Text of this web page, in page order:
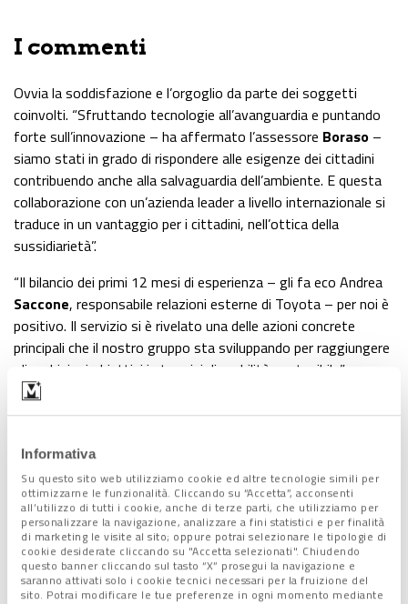
Informativa
Su questo sito web utilizziamo cookie ed altre tecnologie simili per
ottimizzarne le funzionalità. Cliccando su “Accetta”, acconsenti
all’utilizzo di tutti i cookie, anche di terze parti, che utilizziamo per
personalizzare la navigazione, analizzare a fini statistici e per finalità
di marketing le visite al sito; oppure potrai selezionare le tipologie di
cookie desiderate cliccando su "Accetta selezionati". Chiudendo
questo banner cliccando sul tasto “X” prosegui la navigazione e
saranno attivati solo i cookie tecnici necessari per la fruizione del
sito. Potrai modificare le tue preferenze in ogni momento mediante
I commenti
Ovvia la soddisfazione e l’orgoglio da parte dei soggetti
coinvolti. “Sfruttando tecnologie all’avanguardia e puntando
forte sull’innovazione – ha affermato l’assessore Boraso –
siamo stati in grado di rispondere alle esigenze dei cittadini
contribuendo anche alla salvaguardia dell’ambiente. E questa
collaborazione con un’azienda leader a livello internazionale si
traduce in un vantaggio per i cittadini, nell’ottica della
sussidiarietà”.
“Il bilancio dei primi 12 mesi di esperienza – gli fa eco Andrea
Saccone, responsabile relazioni esterne di Toyota – per noi è
positivo. Il servizio si è rivelato una delle azioni concrete
principali che il nostro gruppo sta sviluppando per raggiungere
gli ambiziosi obiettivi in termini di mobilità sostenibile”.
Saccone ha sottolineato anche il fattivo contributo dei
cittadini, che hanno offerto spunti di miglioramento con le
Le novità
Forti del buon esito del primo anno di attività, si guarda
dunque avanti. “Intendiamopotenziare il servizio,
introducendo nel contempotariffe ancora più convenienti